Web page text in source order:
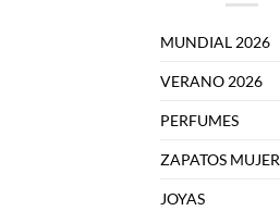
MUNDIAL 2026
VERANO 2026
PERFUMES
ZAPATOS MUJER
JOYAS